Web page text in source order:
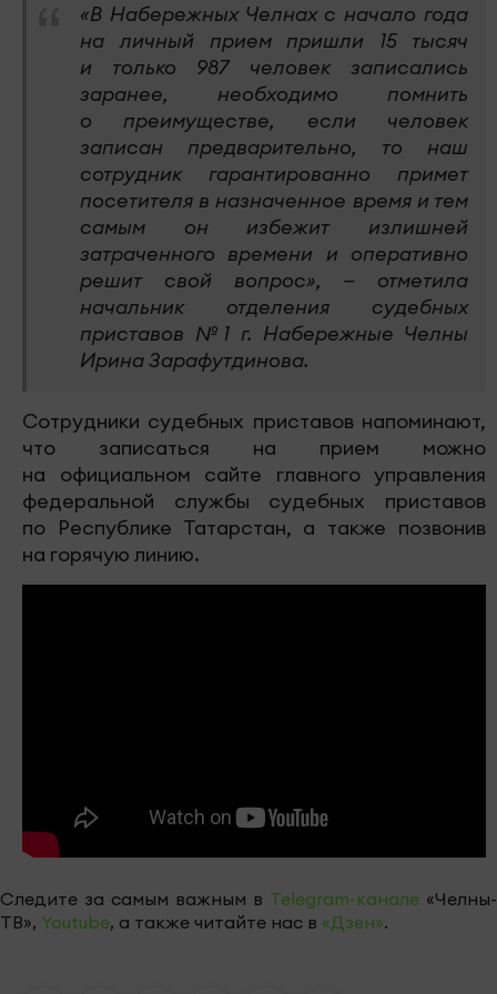
«В Набережных Челнах с начало года
на личный прием пришли 15 тысяч
и только 987 человек записались
заранее, необходимо помнить
о преимуществе, если человек
записан предварительно, то наш
сотрудник гарантированно примет
посетителя в назначенное время и тем
самым он избежит излишней
затраченного времени и оперативно
решит свой вопрос», — отметила
начальник отделения судебных
приставов №1 г. Набережные Челны
Ирина Зарафутдинова.
Сотрудники судебных приставов напоминают,
что записаться на прием можно
на официальном сайте главного управления
федеральной службы судебных приставов
по Республике Татарстан, а также позвонив
на горячую линию.
Следите за самым важным в Telegram-канале «Челны-
ТВ», Youtube, а также читайте нас в «Дзен».